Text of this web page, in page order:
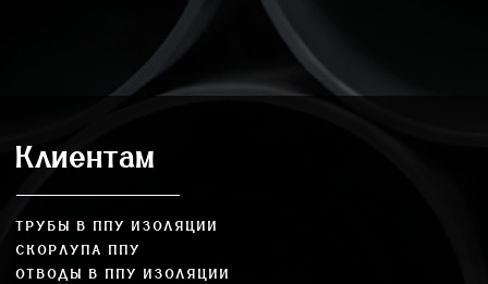
Клиентам
ТРУБЫ В ППУ ИЗОЛЯЦИИ
СКОРЛУПА ППУ
ОТВОДЫ В ППУ ИЗОЛЯЦИИ